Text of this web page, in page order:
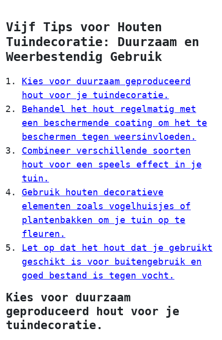
Vijf Tips voor Houten
Tuindecoratie: Duurzaam en
Weerbestendig Gebruik
Kies voor duurzaam geproduceerd
hout voor je tuindecoratie.
Behandel het hout regelmatig met
een beschermende coating om het te
beschermen tegen weersinvloeden.
Combineer verschillende soorten
hout voor een speels effect in je
tuin.
Gebruik houten decoratieve
elementen zoals vogelhuisjes of
plantenbakken om je tuin op te
fleuren.
Let op dat het hout dat je gebruikt
geschikt is voor buitengebruik en
goed bestand is tegen vocht.
Kies voor duurzaam
geproduceerd hout voor je
tuindecoratie.